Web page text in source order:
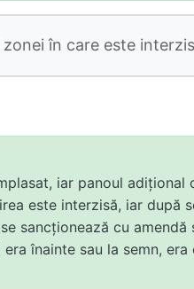
în care este
iar panoul
este interzisă, iar după
sancționează cu
înainte sau la semn,